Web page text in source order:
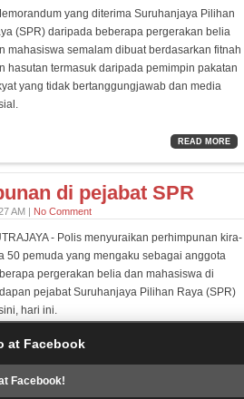
yang diterima Suruhanjaya Pilihan
(SPR) daripada beberapa pergerakan belia
mahasiswa semalam dibuat berdasarkan fitnah
hasutan termasuk daripada pemimpin pakatan
yang tidak bertanggungjawab dan media
READ MORE
di pejabat SPR
AM | No Comment
- Polis menyuraikan perhimpunan kira-
50 pemuda yang mengaku sebagai anggota
pergerakan belia dan mahasiswa di
pejabat Suruhanjaya Pilihan Raya (SPR)
hari ini.
READ MORE
at Facebook
Facebook!